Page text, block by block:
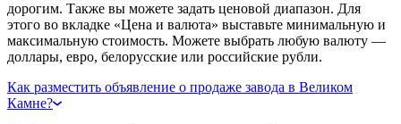
дорогим. Также вы можете задать ценовой диапазон. Для
этого во вкладке «Цена и валюта» выставьте минимальную и
максимальную стоимость. Можете выбрать любую валюту —
доллары, евро, белорусские или российские рубли.
Как разместить объявление о продаже завода в Великом
Камне?